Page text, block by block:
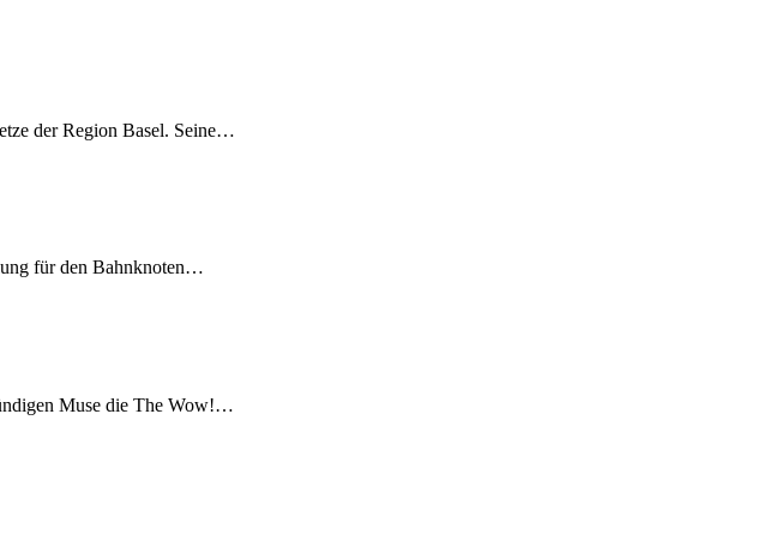
der Region Basel. Seine…
für den Bahnknoten…
Muse die The Wow!…